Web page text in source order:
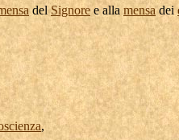
delSignoree alla mensadei
,